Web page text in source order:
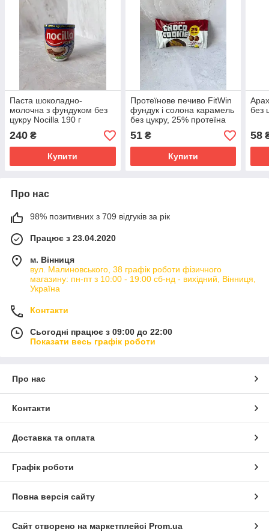
Паста шоколадно-
молочна з фундуком без
цукру Nocilla 190 г
240 ₴
Купити
Протеїнове печиво FitWin
фундук і солона карамель
без цукру, 25% протеїна
51₴
Купити
без
58
Про нас
98% позитивних з 709 відгуків за рік
Працює з 23.04.2020
м. Вінниця
вул. Малиновського, 38 графік роботи фізичного
магазину: пн-пт з 10:00 - 19:00 сб-нд - вихідний, Вінниця,
Україна
Контакти
Сьогодні працює з 09:00 до 22:00
Показати весь графік роботи
Про нас
Контакти
Доставка та оплата
Графік роботи
Повна версія сайту
Сайт створено на маркетплейсі Prom.ua